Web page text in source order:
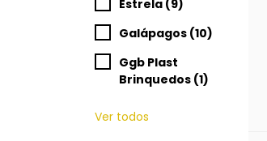
Estrela (9)
Galápagos (10)
Ggb Plast
Brinquedos (1)
Ver todos